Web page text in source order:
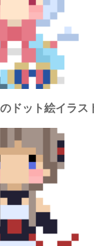
ドット絵イラス